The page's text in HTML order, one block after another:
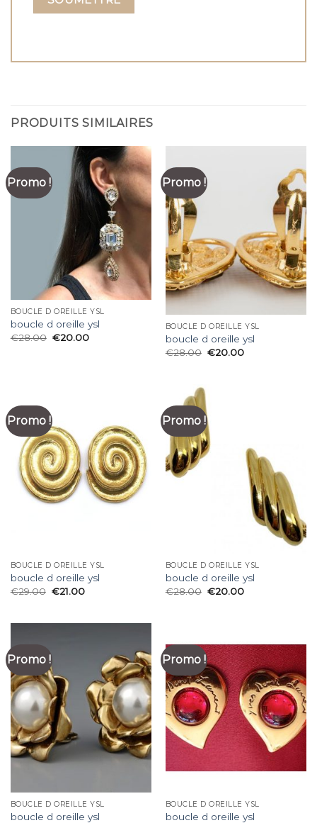
PRODUITS SIMILAIRES
Promo !
BOUCLE D OREILLE YSL
boucle d oreille ysl
€28.00 €20.00
Promo !
BOUCLE D OREILLE YSL
boucle d oreille ysl
€28.00 €20.00
Promo !
BOUCLE D OREILLE YSL
boucle d oreille ysl
€29.00 €21.00
Promo !
BOUCLE D OREILLE YSL
boucle d oreille ysl
€28.00 €20.00
Promo !
BOUCLE D OREILLE YSL
boucle d oreille ysl
Promo !
BOUCLE D OREILLE YSL
boucle d oreille ysl